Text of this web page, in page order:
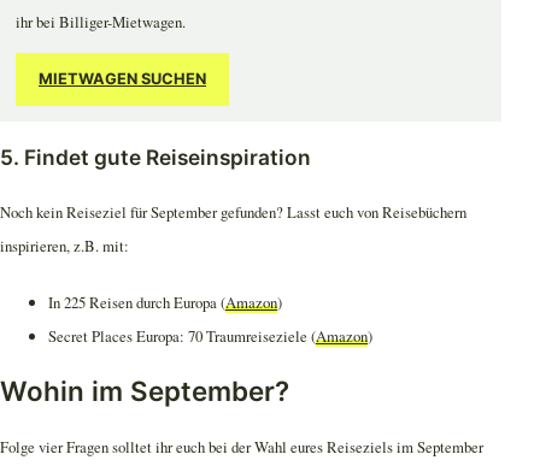
ihr bei Billiger-Mietwagen.
MIETWAGEN SUCHEN
5. Findet gute Reiseinspiration
Noch kein Reiseziel für September gefunden? Lasst euch von Reisebüchern
inspirieren, z.B. mit:
In 225 Reisen durch Europa (Amazon)
Secret Places Europa: 70 Traumreiseziele (Amazon)
Wohin im September?
Folge vier Fragen solltet ihr euch bei der Wahl eures Reiseziels im September